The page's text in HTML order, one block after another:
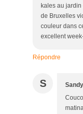
kales au
de Bruxelles
couleur dans
excellent
Répondre
S Sandy